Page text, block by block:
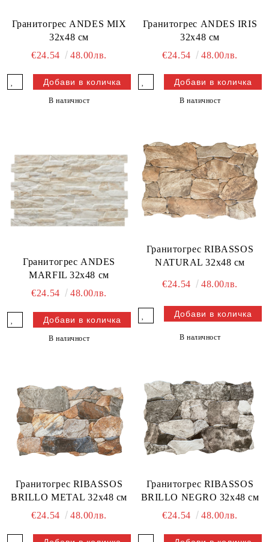
Гранитогрес ANDES MIX
32x48 см
€24.54
48.00лв.
В наличност
Гранитогрес ANDES IRIS
32x48 см
€24.54
48.00лв.
В наличност
Гранитогрес ANDES
MARFIL 32x48 см
€24.54
48.00лв.
В наличност
Гранитогрес RIBASSOS
NATURAL 32x48 см
€24.54 48.00лв.
В наличност
Гранитогрес RIBASSOS
BRILLO METAL 32x48 см
€24.54
48.00лв.
Гранитогрес RIBASSOS
BRILLO NEGRO 32x48 см
€24.54
48.00лв.